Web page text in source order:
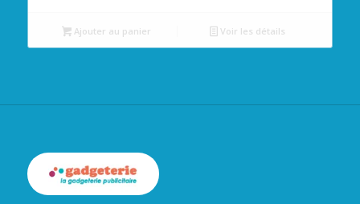
Ajouter au panier Voir les détails